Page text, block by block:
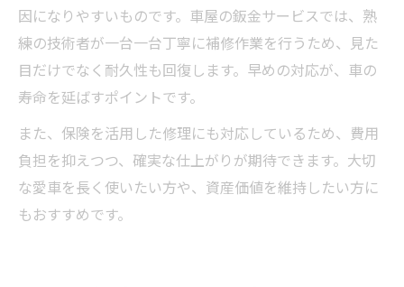
因になりやすいものです。車屋の鈑金サービスでは、熟
練の技術者が一台一台丁寧に補修作業を行うため、見た
目だけでなく耐久性も回復します。早めの対応が、車の
寿命を延ばすポイントです。
また、保険を活用した修理にも対応しているため、費用
負担を抑えつつ、確実な仕上がりが期待できます。大切
な愛車を長く使いたい方や、資産価値を維持したい方に
もおすすめです。